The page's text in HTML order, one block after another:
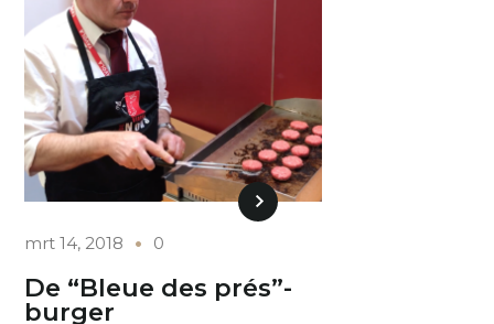
mrt 14, 2018 0
De “Bleue des prés”-
burger